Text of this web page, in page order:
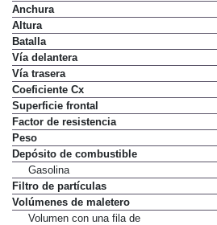
Anchura
Altura
Batalla
Vía delantera
Vía trasera
Coeficiente Cx
Superficie frontal
Factor de resistencia
Peso
Depósito de combustible
Gasolina
Filtro de partículas
Volúmenes de maletero
Volumen con una fila de